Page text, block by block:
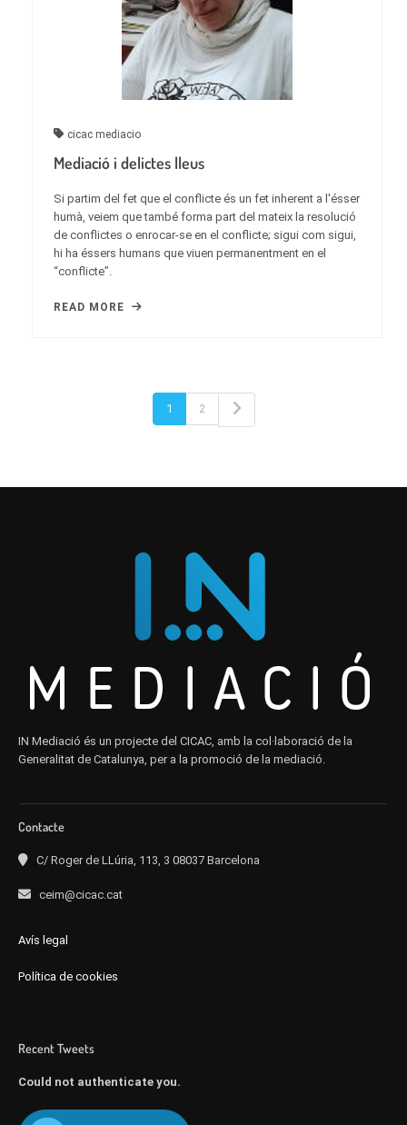
cicac mediacio
Mediació i delictes lleus
Si partim del fet que el conflicte és un fet inherent a l'ésser
humà, veiem que també forma part del mateix la resolució
de conflictes o enrocar-se en el conflicte; sigui com sigui,
hi ha éssers humans que viuen permanentment en el
“conflicte”.
READ MORE
1 2
IN Mediació és un projecte del CICAC, amb la col·laboració de la
Generalitat de Catalunya, per a la promoció de la mediació.
Contacte
C/ Roger de LLúria, 113, 3 08037 Barcelona
ceim@cicac.cat
Avís legal
Política de cookies
Recent Tweets
Could not authenticate you.